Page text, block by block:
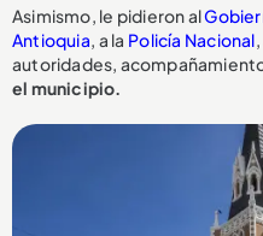
Asimismo, le pidieron al
Antioquia, a la Policía Nacional
autoridades,
el municipio.